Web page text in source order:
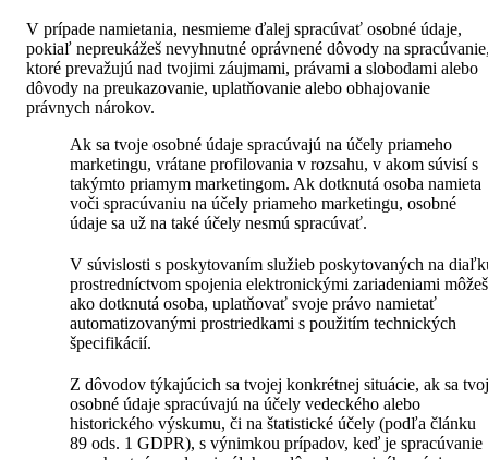
V prípade namietania, nesmieme ďalej spracúvať osobné údaje,
pokiaľ nepreukážeš nevyhnutné oprávnené dôvody na
ktoré prevažujú nad tvojimi záujmami, právami a slobodami alebo
dôvody na preukazovanie, uplatňovanie alebo obhajovanie
právnych nárokov.
Ak sa tvoje osobné údaje spracúvajú na účely priameho
marketingu, vrátane profilovania v rozsahu, v akom súvisí s
takýmto priamym marketingom. Ak dotknutá osoba namieta
voči spracúvaniu na účely priameho marketingu, osobné
údaje sa už na také účely nesmú spracúvať.
V súvislosti s poskytovaním služieb poskytovaných na
prostredníctvom spojenia elektronickými zariadeniami
ako dotknutá osoba, uplatňovať svoje právo namietať
automatizovanými prostriedkami s použitím technických
špecifikácií.
Z dôvodov týkajúcich sa tvojej konkrétnej situácie, ak sa
osobné údaje spracúvajú na účely vedeckého alebo
historického výskumu, či na štatistické účely (podľa článku
89 ods. 1 GDPR), s výnimkou prípadov, keď je spracúvanie